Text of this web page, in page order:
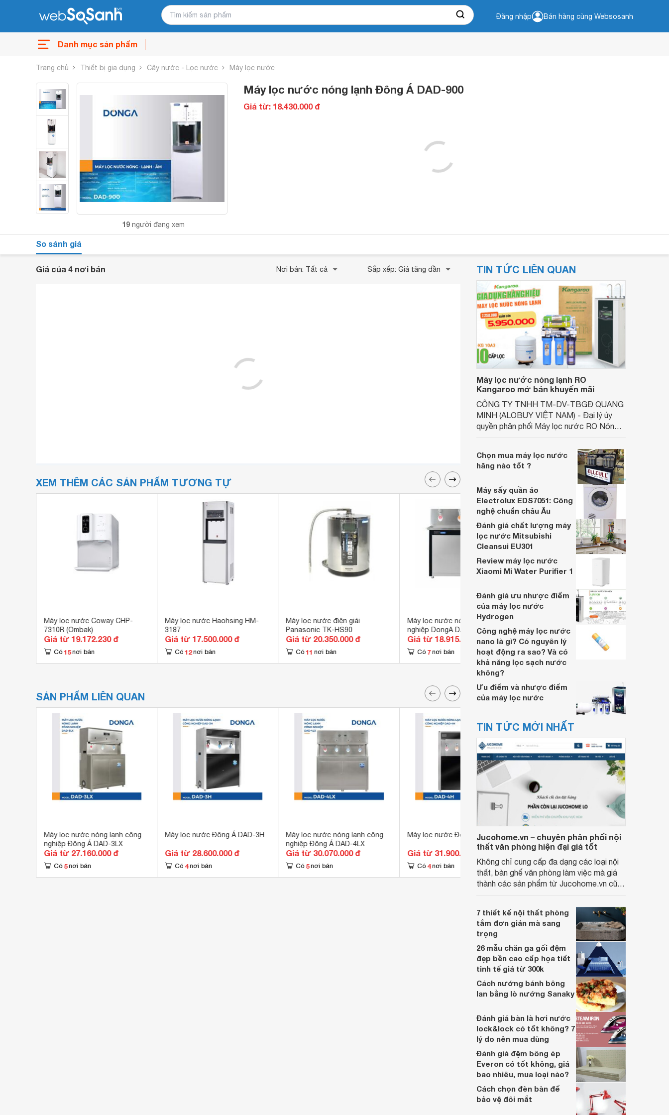
Đăng nhập Bán hàng cùng Websosanh
Danh mục sản phẩm
Trang chủ Thiết bị gia dụng Cây nước - Lọc nước Máy lọc nước
19 người đang xem
Máy lọc nước nóng lạnh Đông Á DAD-900
Giá từ: 18.430.000 đ
So sánh giá
Giá của 4 nơi bán Nơi bán: Tất cả Sắp xếp: Giá tăng dần
XEM THÊM CÁC SẢN PHẨM TƯƠNG TỰ
Máy lọc nước Coway CHP-
7310R (Ombak)
Giá từ 19.172.230 đ
Có 15 nơi bán
Máy lọc nước Haohsing HM-
3187
Giá từ 17.500.000 đ
Có 12 nơi bán
Máy lọc nước điện giải
Panasonic TK-HS90
Giá từ 20.350.000 đ
Có 11 nơi bán
Máy lọc nước nóng lạnh công
nghiệp DongA DAD-3F
Giá từ 18.915.000 đ
Có 7 nơi bán
Máy lọc nước Robot UHC-4711
Giá từ 19.499.000 đ
Có 9 nơi bán
SẢN PHẨM LIÊN QUAN
Máy lọc nước nóng lạnh công
nghiệp Đông Á DAD-3LX
Giá từ 27.160.000 đ
Có 5 nơi bán
Máy lọc nước Đông Á DAD-3H
Giá từ 28.600.000 đ
Có 4 nơi bán
Máy lọc nước nóng lạnh công
nghiệp Đông Á DAD-4LX
Giá từ 30.070.000 đ
Có 5 nơi bán
Máy lọc nước Đông Á DAD-4H
Giá từ 31.900.000 đ
Có 4 nơi bán
Máy lọc nước nóng lạnh DongA
DAD-5001
Giá từ 12.125.000 đ
Có 6 nơi bán
TIN TỨC LIÊN QUAN
Máy lọc nước nóng lạnh RO
Kangaroo mở bán khuyến mãi
CÔNG TY TNHH TM-DV-TBGĐ QUANG
MINH (ALOBUY VIỆT NAM) - Đại lý ủy
quyền phân phối Máy lọc nước RO Nóng
chính hãng cao cấp chính thức
Chọn mua máy lọc nước
hãng nào tốt ?
Máy sấy quần áo
Electrolux EDS7051: Công
nghệ chuẩn châu Âu
Đánh giá chất lượng máy
lọc nước Mitsubishi
Cleansui EU301
Review máy lọc nước
Xiaomi Mi Water Purifier 1
Đánh giá ưu nhược điểm
của máy lọc nước
Hydrogen
Công nghệ máy lọc nước
nano là gì? Có nguyên lý
hoạt động ra sao? Và có
khả năng lọc sạch nước
không?
Ưu điểm và nhược điểm
của máy lọc nước
TIN TỨC MỚI NHẤT
Jucohome.vn – chuyên phân phối nội
thất văn phòng hiện đại giá tốt
Không chỉ cung cấp đa dạng các loại nội
thất, bàn ghế văn phòng làm việc mà giá
thành các sản phẩm từ Jucohome.vn cũng
7 thiết kế nội thất phòng
tắm đơn giản mà sang
trọng
26 mẫu chăn ga gối đệm
đẹp bền cao cấp họa tiết
tinh tế giá từ 300k
Cách nướng bánh bông
lan bằng lò nướng Sanaky
Đánh giá bàn là hơi nước
lock&lock có tốt không? 7
lý do nên mua dùng
Đánh giá đệm bông ép
Everon có tốt không, giá
bao nhiêu, mua loại nào?
Cách chọn đèn bàn để
bảo vệ đôi mắt